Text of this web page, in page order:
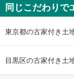
同じこだわりで
東京都の古家付き土
目黒区の古家付き土